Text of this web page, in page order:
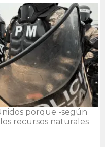
porque -según
recursos naturales